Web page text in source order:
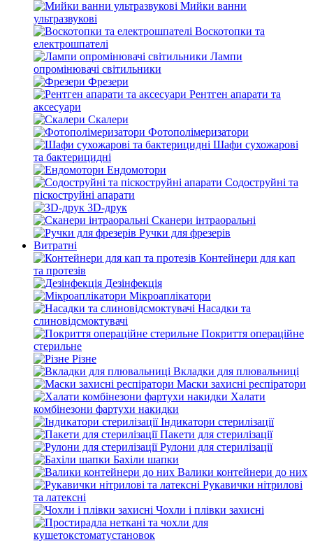
Мийки ванни
ультразвукові
Воскотопки та
електрошпателі
Лампи
опромінювачі світильники
Фрезери
Рентген апарати та
аксесуари
Скалери
Фотополімеризатори
Шафи сухожарові
та бактерицидні
Ендомотори
Содоструйні та
піскоструйні апарати
3D-друк
Сканери інтраоральні
Ручки для фрезерів
Витратні
Контейнери для кап
та протезів
Дезінфекція
Мікроаплікатори
Насадки та
слиновідсмоктувачі
Покриття операційне
стерильне
Різне
Вкладки для плювальниці
Маски захисні респіратори
Халати
комбінезони фартухи накидки
Індикатори стерилізації
Пакети для стерилізації
Рулони для стерилізації
Бахіли шапки
Валики контейнери до них
Рукавички нітрилові
та латексні
Чохли і плівки захисні